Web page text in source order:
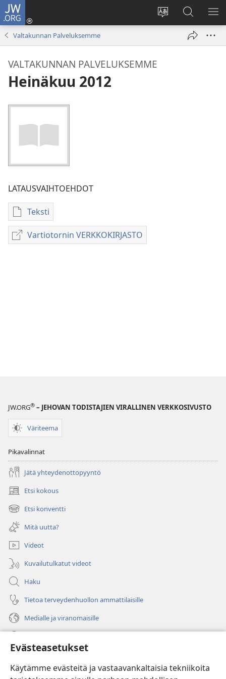
Evästeasetukset
Käytämme evästeitä ja vastaavankaltaisia tekniikoita
JW.ORG
Vaihda
sivuston
Kirjaudu
(avaa
Hae
JW.ORG-
sivustolta
Valtakunnan Palveluksemme
VALTAKUNNAN PALVELUKSEMME
Heinäkuu 2012
LATAUSVAIHTOEHDOT
Teksti
Julkaisujen
latausvaihtoehdot
VALTAKUNNAN
Vartiotornin VERKKOKIRJASTO
Vartiotornin
JW.ORG® – JEHOVAN TODISTAJIEN VIRALLINEN VERKKOSIVUSTO
Väriteema
Pikavalinnat
Jätä yhteydenottopyyntö
Etsi kokous
(avaa
uuden
ikkunan)
Etsi konventti
(avaa
uuden
ikkunan)
Mitä uutta?
Videot
Kuvailutulkatut videot
Haku
Tietoa terveydenhuollon ammattilaisille
Medialle ja viranomaisille
(avaa
uuden